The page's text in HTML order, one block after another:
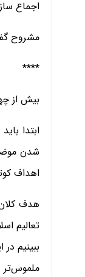
اجماع
مشروح
****
بیش از
ابتدا
شدن
اهداف
هدف
تعالیم
ببینیم
ملموس‌تر